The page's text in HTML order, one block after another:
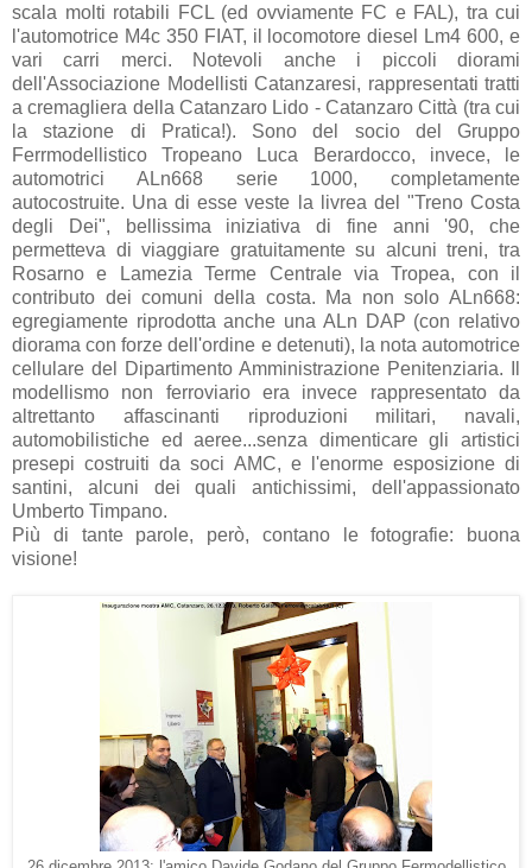
scala molti rotabili FCL (ed ovviamente FC e FAL), tra cui
l'automotrice M4c 350 FIAT, il locomotore diesel Lm4 600, e
vari carri merci. Notevoli anche i piccoli diorami
dell'Associazione Modellisti Catanzaresi, rappresentati tratti
a cremagliera della Catanzaro Lido - Catanzaro Città (tra cui
la stazione di Pratica!). Sono del socio del Gruppo
Ferrmodellistico Tropeano Luca Berardocco, invece, le
automotrici ALn668 serie 1000, completamente
autocostruite. Una di esse veste la livrea del "Treno Costa
degli Dei", bellissima iniziativa di fine anni '90, che
permetteva di viaggiare gratuitamente su alcuni treni, tra
Rosarno e Lamezia Terme Centrale via Tropea, con il
contributo dei comuni della costa. Ma non solo ALn668:
egregiamente riprodotta anche una ALn DAP (con relativo
diorama con forze dell'ordine e detenuti), la nota automotrice
cellulare del Dipartimento Amministrazione Penitenziaria. Il
modellismo non ferroviario era invece rappresentato da
altrettanto affascinanti riproduzioni militari, navali,
automobilistiche ed aeree...senza dimenticare gli artistici
presepi costruiti da soci AMC, e l'enorme esposizione di
santini, alcuni dei quali antichissimi, dell'appassionato
Umberto Timpano.
Più di tante parole, però, contano le fotografie: buona
visione!